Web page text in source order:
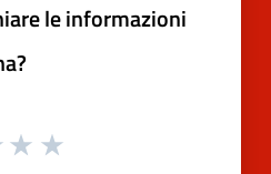
le informazioni